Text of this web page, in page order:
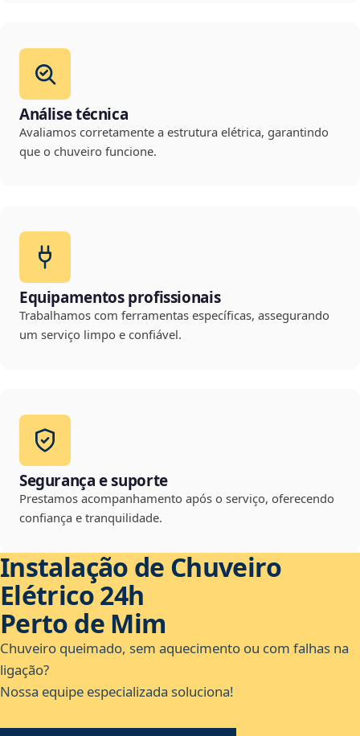
Análise técnica
Avaliamos corretamente a estrutura elétrica, garantindo
que o chuveiro funcione.
Equipamentos profissionais
Trabalhamos com ferramentas específicas, assegurando
um serviço limpo e confiável.
Segurança e suporte
Prestamos acompanhamento após o serviço, oferecendo
confiança e tranquilidade.
Instalação de Chuveiro
Elétrico 24h
Perto de Mim
Chuveiro queimado, sem aquecimento ou com falhas na
ligação?
Nossa equipe especializada soluciona!